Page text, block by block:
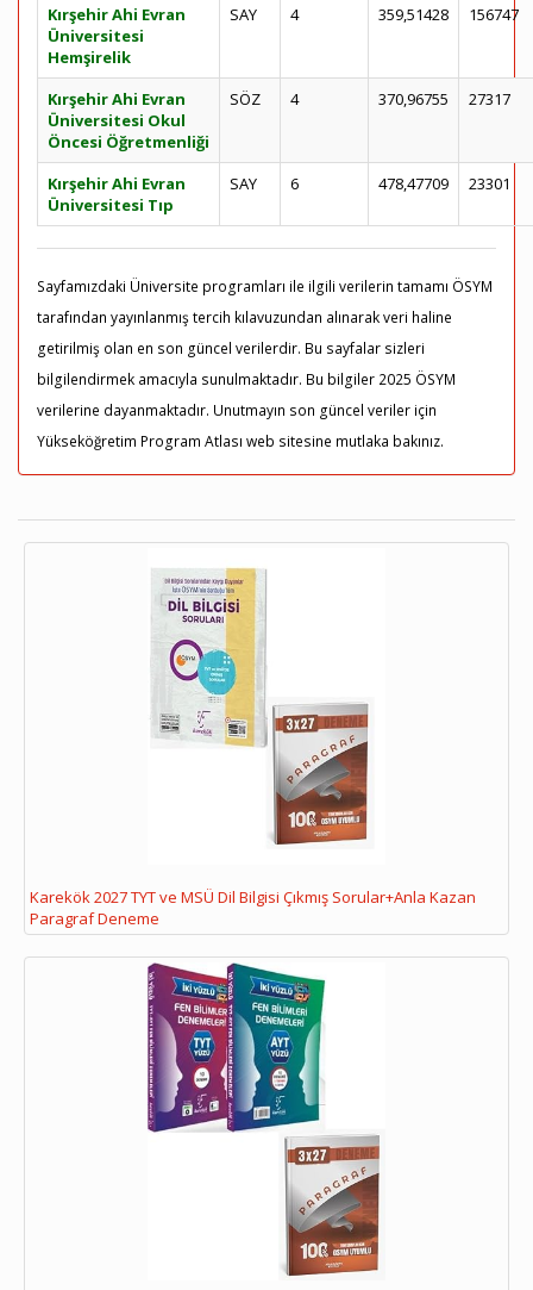
Kırşehir Ahi Evran
Üniversitesi
Hemşirelik
SAY 4 359,51428 156747
Kırşehir Ahi Evran
Üniversitesi Okul
Öncesi Öğretmenliği
SÖZ 4 370,96755 27317
Kırşehir Ahi Evran
Üniversitesi Tıp
SAY 6 478,47709 23301
Sayfamızdaki Üniversite programları ile ilgili verilerin tamamı ÖSYM
tarafından yayınlanmış tercih kılavuzundan alınarak veri haline
getirilmiş olan en son güncel verilerdir. Bu sayfalar sizleri
bilgilendirmek amacıyla sunulmaktadır. Bu bilgiler 2025 ÖSYM
verilerine dayanmaktadır. Unutmayın son güncel veriler için
Yükseköğretim Program Atlası web sitesine mutlaka bakınız.
Karekök 2027 TYT ve MSÜ Dil Bilgisi Çıkmış Sorular+Anla Kazan
Paragraf Deneme